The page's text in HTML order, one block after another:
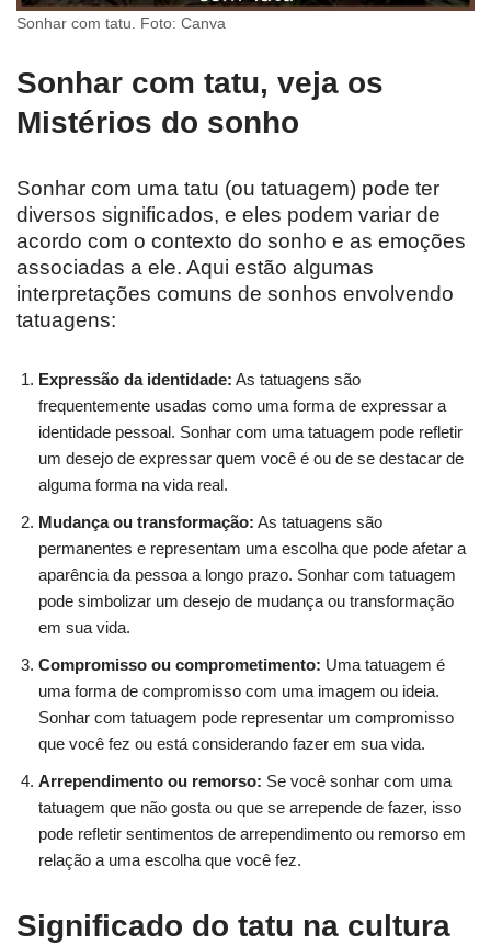
Sonhar com tatu. Foto: Canva
Sonhar com tatu, veja os
Mistérios do sonho
Sonhar com uma tatu (ou tatuagem) pode ter
diversos significados, e eles podem variar de
acordo com o contexto do sonho e as emoções
associadas a ele. Aqui estão algumas
interpretações comuns de sonhos envolvendo
tatuagens:
Expressão da identidade: As tatuagens são
frequentemente usadas como uma forma de expressar a
identidade pessoal. Sonhar com uma tatuagem pode refletir
um desejo de expressar quem você é ou de se destacar de
alguma forma na vida real.
Mudança ou transformação: As tatuagens são
permanentes e representam uma escolha que pode afetar a
aparência da pessoa a longo prazo. Sonhar com tatuagem
pode simbolizar um desejo de mudança ou transformação
em sua vida.
Compromisso ou comprometimento: Uma tatuagem é
uma forma de compromisso com uma imagem ou ideia.
Sonhar com tatuagem pode representar um compromisso
que você fez ou está considerando fazer em sua vida.
Arrependimento ou remorso: Se você sonhar com uma
tatuagem que não gosta ou que se arrepende de fazer, isso
pode refletir sentimentos de arrependimento ou remorso em
relação a uma escolha que você fez.
Significado do tatu na cultura